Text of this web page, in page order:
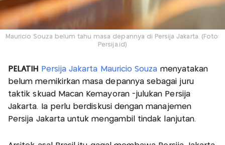
Mauricio Souza belum tahu masa depannya di Persija Jakarta. (Foto:
Persija.id)
PELATIH Persija Jakarta Mauricio Souza menyatakan
belum memikirkan masa depannya sebagai juru
taktik skuad Macan Kemayoran -julukan Persija
Jakarta. Ia perlu berdiskusi dengan manajemen
Persija Jakarta untuk mengambil tindak lanjutan.